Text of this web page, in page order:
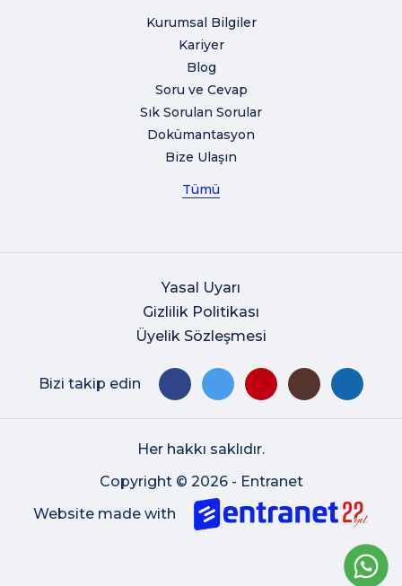
Kurumsal Bilgiler
Kariyer
Blog
Soru ve Cevap
Sık Sorulan Sorular
Dokümantasyon
Bize Ulaşın
Tümü
Yasal Uyarı
Gizlilik Politikası
Üyelik Sözleşmesi
Bizi takip edin
Her hakkı saklıdır.
Copyright © 2026 - Entranet
Website made with